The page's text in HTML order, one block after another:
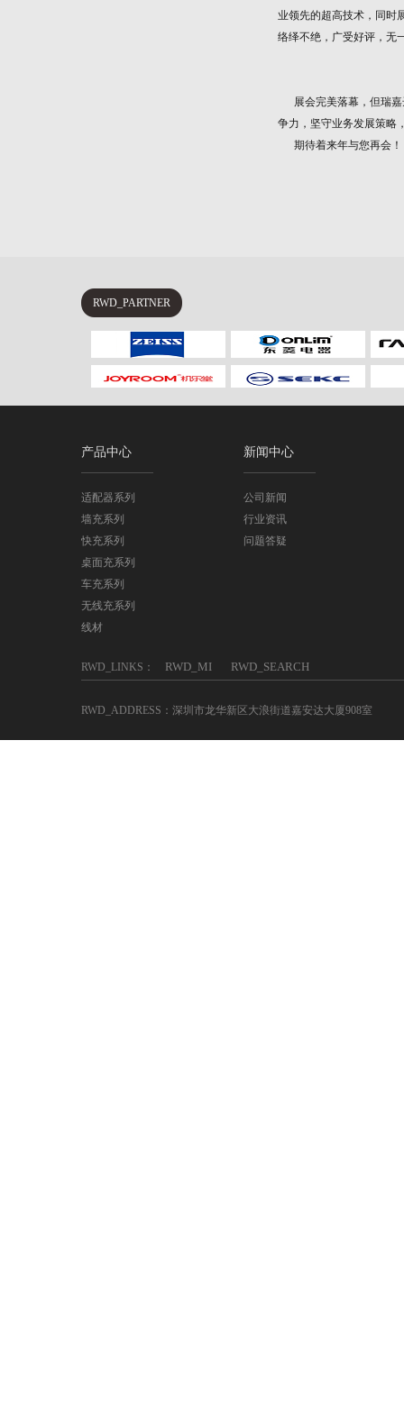
业领先的超高技术，同时
络绎不绝，广受好评，无
展会完美落幕，但瑞嘉
争力，坚守业务发展策略
期待着来年与您再会！
RWD_PARTNER
产品中心
适配器系列
墙充系列
快充系列
桌面充系列
车充系列
无线充系列
线材
新闻中心
公司新闻
行业资讯
问题答疑
RWD_LINKS： RWD_MI RWD_SEARCH
RWD_ADDRESS：深圳市龙华新区大浪街道嘉安达大厦908室